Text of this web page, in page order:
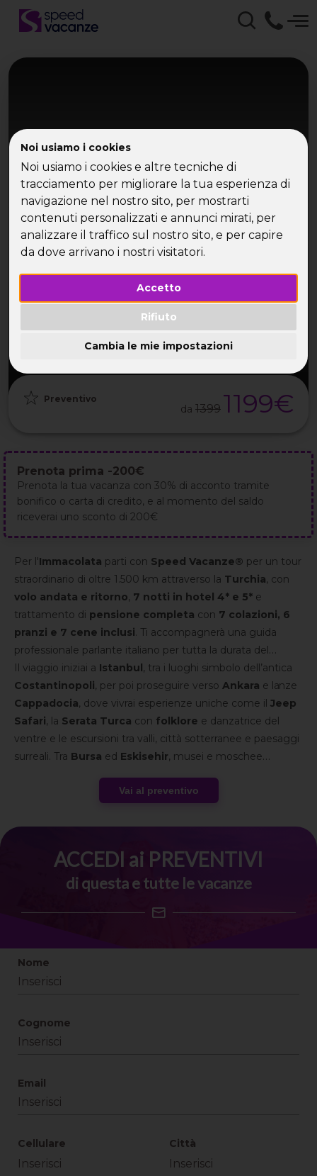
Noi usiamo i cookies
Noi usiamo i cookies e altre tecniche di
tracciamento per migliorare la tua esperienza di
navigazione nel nostro sito, per mostrarti
contenuti personalizzati e annunci mirati, per
analizzare il traffico sul nostro sito, e per capire
da dove arrivano i nostri visitatori.
Accetto
Rifiuto
Cambia le mie impostazioni
Turchia
Tour Della Turchia
05 Dic
Preventivo
da 1399 1199€
Prenota prima -200€
Prenota la tua vacanza con 30% di acconto tramite
bonifico o carta di credito, e al momento del saldo
riceverai uno sconto di 200€
Per l'Immacolata parti con Speed Vacanze® per un tour
straordinario di oltre 1.500 km attraverso la Turchia, con
volo andata e ritorno, 7 notti in hotel 4* e 5* e
trattamento di pensione completa con 7 colazioni, 6
pranzi e 7 cene inclusi. Ti accompagnerà una guida
professionale parlante italiano per tutta la durata del
viaggio, con spostamenti in minibus o pullman
climatizzato e un itinerario ricco di visiteed esperienze
già comprese, dalla crociera privata sul Bosforo al walking
tour di Istanbul.
Il viaggio iniziai a Istanbul, tra i luoghi simbolo dell’antica
Costantinopoli, per poi proseguire verso Ankara e la
Cappadocia, dove vivrai esperienze uniche come il Jeep
Safari, la Serata Turca con folklore e danzatrice del
ventre e le escursioni tra valli, città sotterranee e paesaggi
surreali. Tra Bursa ed Eskisehir, musei e moschee
storia millenaria e modernità.Vai al preventivo
ACCEDI ai PREVENTIVI
di questa e tutte le vacanze
Nome
Cognome
Email
Cellulare Città